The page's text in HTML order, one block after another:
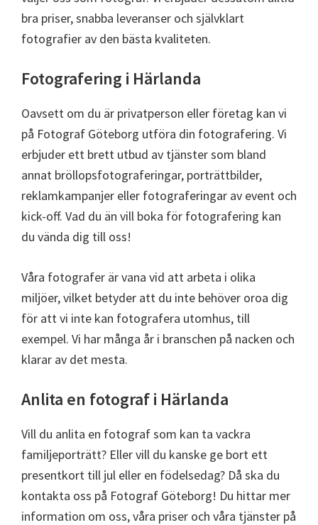
bra priser, snabba leveranser och självklart
fotografier av den bästa kvaliteten.
Fotografering i Härlanda
Oavsett om du är privatperson eller företag kan vi
på Fotograf Göteborg utföra din fotografering. Vi
erbjuder ett brett utbud av tjänster som bland
annat bröllopsfotograferingar, porträttbilder,
reklamkampanjer eller fotograferingar av event och
kick-off. Vad du än vill boka för fotografering kan
du vända dig till oss!
Våra fotografer är vana vid att arbeta i olika
miljöer, vilket betyder att du inte behöver oroa dig
för att vi inte kan fotografera utomhus, till
exempel. Vi har många år i branschen på nacken och
klarar av det mesta.
Anlita en fotograf i Härlanda
Vill du anlita en fotograf som kan ta vackra
familjeporträtt? Eller vill du kanske ge bort ett
presentkort till jul eller en födelsedag? Då ska du
kontakta oss på Fotograf Göteborg! Du hittar mer
information om oss, våra priser och våra tjänster på